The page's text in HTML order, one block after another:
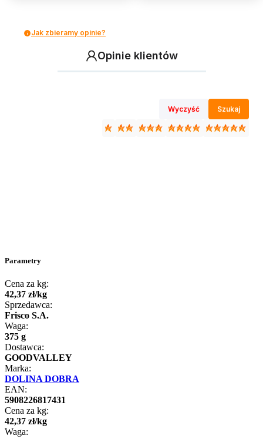
Jak zbieramy opinie?
Opinie klientów
Wyczyść Szukaj
Parametry
Cena za kg:
42,37 zł/kg
Sprzedawca:
Frisco S.A.
Waga:
375 g
Dostawca:
GOODVALLEY
Marka:
DOLINA DOBRA
EAN:
5908226817431
Cena za kg:
42,37 zł/kg
Waga: